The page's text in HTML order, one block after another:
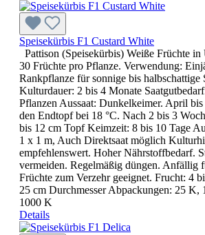
Speisekürbis F1 Custard White
Pattison (Speisekürbis) Weiße Früchte
30 Früchte pro Pflanze. Verwendung:
Rankpflanze für sonnige bis halbschattige
Kulturdauer: 2 bis 4 Monate
Pflanzen Aussaat: Dunkelkeimer. April
den Endtopf bei 18 °C. Nach 2 bis 3
bis 12 cm Topf Keimzeit: 8 bis 10 Tage
1 x 1 m, Auch Direktsaat möglich
empfehlenswert. Hoher Nährstoffbedarf.
vermeiden. Regelmäßig düngen. Anfällig
Früchte zum Verzehr geeignet. Frucht: 4
25 cm Durchmesser Abpackungen: 25 K,
1000 K
Details